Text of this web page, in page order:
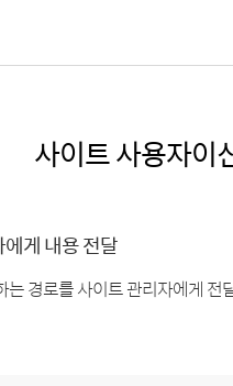
사이트 사용자이
게 내용 전달
는 경로를 사이트 관리자에게 전